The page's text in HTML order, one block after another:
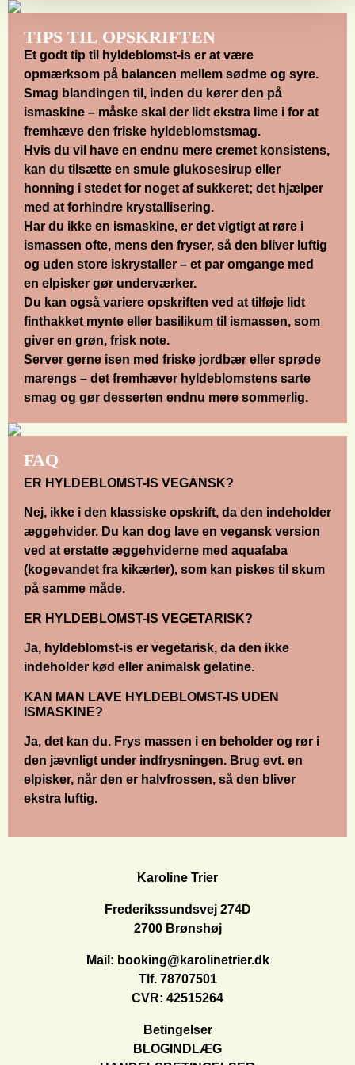
TIPS TIL OPSKRIFTEN
Et godt tip til hyldeblomst-is er at være
opmærksom på balancen mellem sødme og syre.
Smag blandingen til, inden du kører den på
ismaskine – måske skal der lidt ekstra lime i for at
fremhæve den friske hyldeblomstsmag.
Hvis du vil have en endnu mere cremet konsistens,
kan du tilsætte en smule glukosesirup eller
honning i stedet for noget af sukkeret; det hjælper
med at forhindre krystallisering.
Har du ikke en ismaskine, er det vigtigt at røre i
ismassen ofte, mens den fryser, så den bliver luftig
og uden store iskrystaller – et par omgange med
en elpisker gør underværker.
Du kan også variere opskriften ved at tilføje lidt
finthakket mynte eller basilikum til ismassen, som
giver en grøn, frisk note.
Server gerne isen med friske jordbær eller sprøde
marengs – det fremhæver hyldeblomstens sarte
smag og gør desserten endnu mere sommerlig.
FAQ
ER HYLDEBLOMST-IS VEGANSK?
Nej, ikke i den klassiske opskrift, da den indeholder
æggehvider. Du kan dog lave en vegansk version
ved at erstatte æggehviderne med aquafaba
(kogevandet fra kikærter), som kan piskes til skum
på samme måde.
ER HYLDEBLOMST-IS VEGETARISK?
Ja, hyldeblomst-is er vegetarisk, da den ikke
indeholder kød eller animalsk gelatine.
KAN MAN LAVE HYLDEBLOMST-IS UDEN
ISMASKINE?
Ja, det kan du. Frys massen i en beholder og rør i
den jævnligt under indfrysningen. Brug evt. en
elpisker, når den er halvfrossen, så den bliver
ekstra luftig.
Karoline Trier
Frederikssundsvej 274D
2700 Brønshøj
Mail: booking@karolinetrier.dk
Tlf. 78707501
CVR: 42515264
Betingelser
BLOGINDLÆG